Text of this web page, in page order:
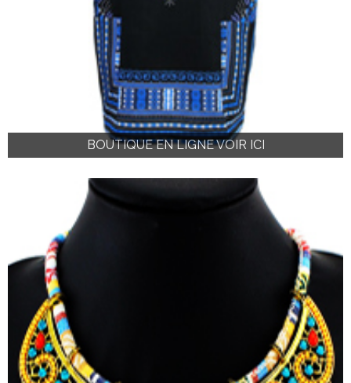
BOUTIQUE EN LIGNE VOIR ICI